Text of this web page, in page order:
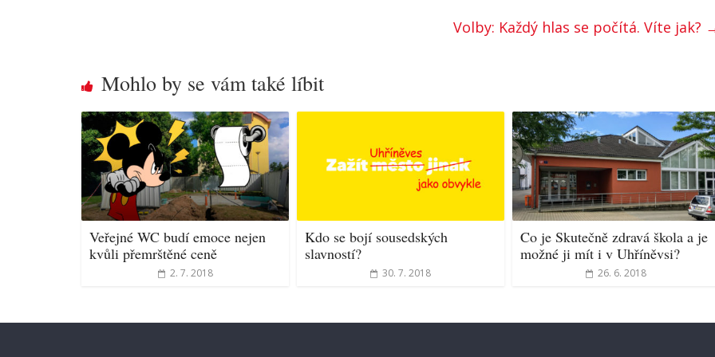
Volby: Každý hlas se počítá. Víte jak?
Mohlo by se vám také líbit
Veřejné WC budí emoce nejen
kvůli přemrštěné ceně
2. 7. 2018
Kdo se bojí sousedských
slavností?
30. 7. 2018
Co je Skutečně zdravá škola a je
možné ji mít i v Uhříněvsi?
26. 6. 2018